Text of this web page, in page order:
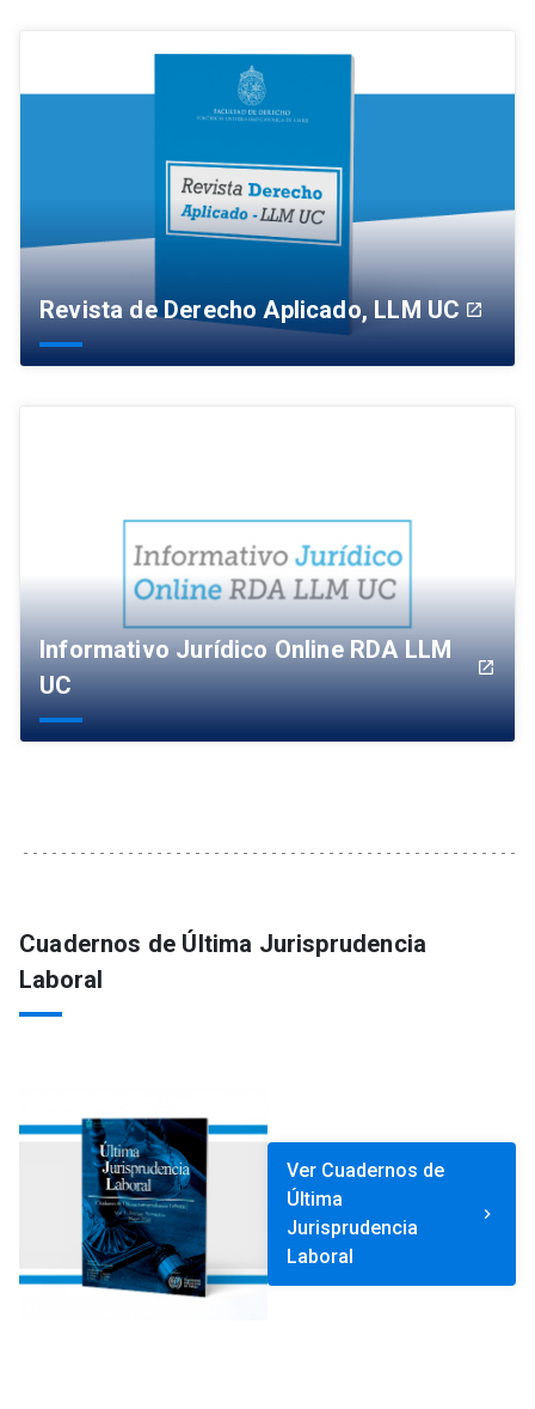
Revista de Derecho Aplicado, LLM UC launch
Informativo Jurídico Online RDA LLM
UC
launch
Cuadernos de Última Jurisprudencia
Laboral
Ver Cuadernos de
Última
Jurisprudencia
Laboral
keyboard_arrow_right